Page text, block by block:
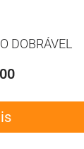
DOBRÁVEL